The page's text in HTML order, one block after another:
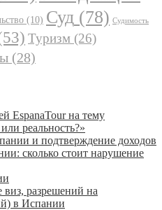
(10) Суд (78) Судимость
Туризм (26)
(28)
EspanaTour на тему
реальность?»
и подтверждение доходов
сколько стоит нарушение
виз, разрешений на
в Испании